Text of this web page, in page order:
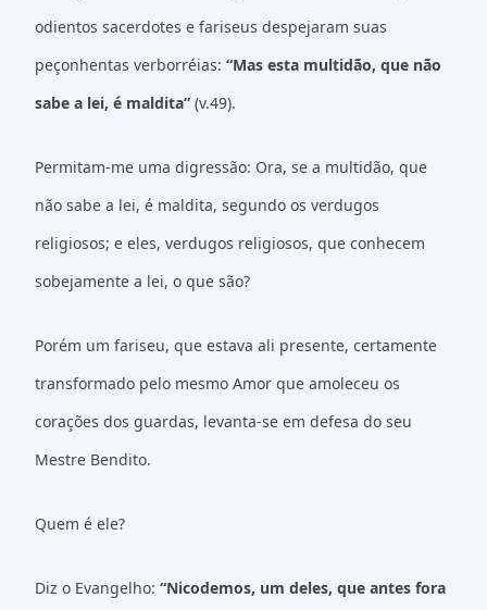
odientos sacerdotes e fariseus despejaram suas
peçonhentas verborréias: “Mas esta multidão, que não
sabe a lei, é maldita” (v.49).
Permitam-me uma digressão: Ora, se a multidão, que
não sabe a lei, é maldita, segundo os verdugos
religiosos; e eles, verdugos religiosos, que conhecem
sobejamente a lei, o que são?
Porém um fariseu, que estava ali presente, certamente
transformado pelo mesmo Amor que amoleceu os
corações dos guardas, levanta-se em defesa do seu
Mestre Bendito.
Quem é ele?
Diz o Evangelho: “Nicodemos, um deles, que antes fora